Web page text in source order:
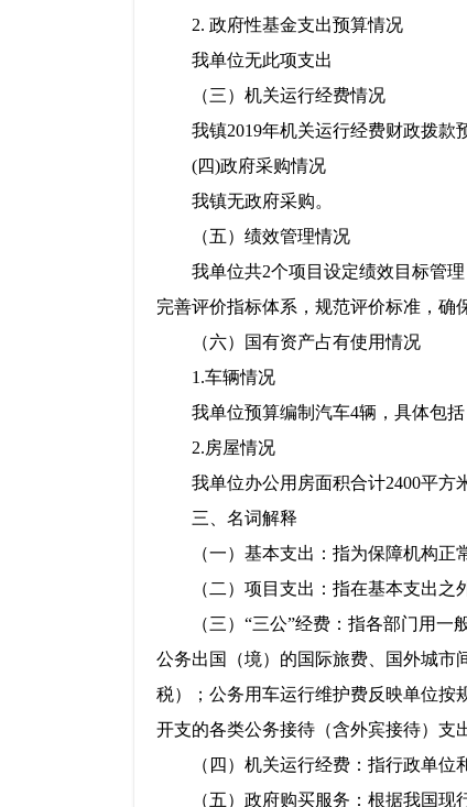
2. 政府性基金支出预算情况
我单位无此项支出
（三）机关运行经费情况
我镇2019年机关运行经费财政拨款预
(四)政府采购情况
我镇无政府采购。
（五）绩效管理情况
我单位共2个项目设定绩效目标管理
完善评价指标体系，规范评价标准，确
（六）国有资产占有使用情况
1.车辆情况
我单位预算编制汽车4辆，具体包括
2.房屋情况
我单位办公用房面积合计2400平方米
三、名词解释
（一）基本支出：指为保障机构正常
（二）项目支出：指在基本支出之外
（三）“三公”经费：指各部门用一般
公务出国（境）的国际旅费、国外城市
税）；公务用车运行维护费反映单位按
开支的各类公务接待（含外宾接待）支
（四）机关运行经费：指行政单位和
（五）政府购买服务：根据我国现行